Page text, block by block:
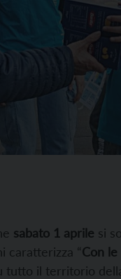
sabato 1 aprile si
caratterizza “Con
tutto il territorio